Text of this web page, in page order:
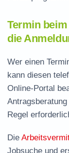
Termin
die
Wer einen
kann diesen
Online-Portal
Regel
Die
Jobsuche und